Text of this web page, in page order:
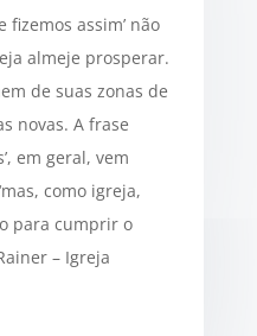
fizemos assim’ não
almeje prosperar.
de suas zonas de
novas. A frase
em geral, vem
como igreja,
para cumprir o
– Igreja